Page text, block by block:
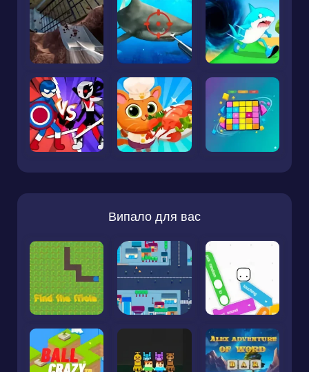
Випало для вас